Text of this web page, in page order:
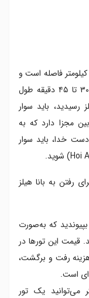
از مرکز شهر دانانگ تا ریزورت بانا هیلز حدود ۲۵ کیلومتر فاصله است و
بسته به وسیله نقلیه و ترافیک مسیر، حدود ۳۰ تا ۴۵ دقیقه طول
باید سوار
مجزا دارد که به
خدا، باید سوار
رفتن به بانا هیلز
که به‌صورت
قیمت این تورها در
است و شامل هزینه رفت و برگشت،
است.
می‌توانید یک تور